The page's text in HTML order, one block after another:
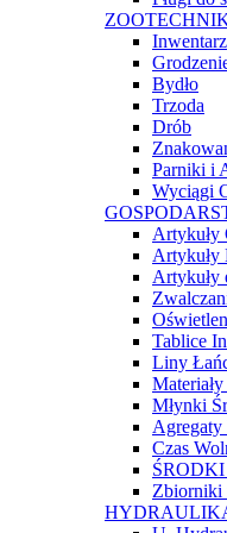
Inwentarz
Bydło
Trzoda
Drób
Parniki i
Wyciągi
Artykuły
Artykuły
Artykuły
Tablice
Liny
Młynki
Agregaty
Czas
Zbiorniki